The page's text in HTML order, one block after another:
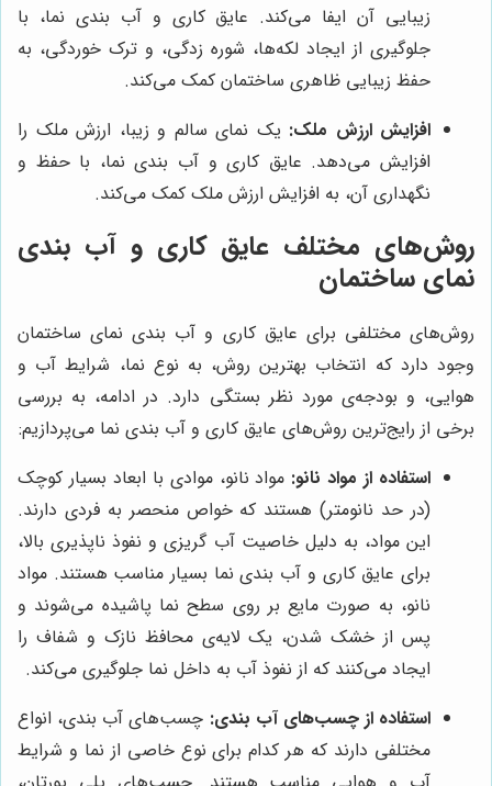
زیبایی آن ایفا می‌کند. عایق کاری و آب بندی نما، با
جلوگیری از ایجاد لکه‌ها، شوره زدگی، و ترک خوردگی، به
حفظ زیبایی ظاهری ساختمان کمک می‌کند.
افزایش ارزش ملک: یک نمای سالم و زیبا، ارزش ملک را
افزایش می‌دهد. عایق کاری و آب بندی نما، با حفظ و
نگهداری آن، به افزایش ارزش ملک کمک می‌کند.
روش‌های مختلف عایق کاری و آب بندی
نمای ساختمان
روش‌های مختلفی برای عایق کاری و آب بندی نمای ساختمان
وجود دارد که انتخاب بهترین روش، به نوع نما، شرایط آب و
هوایی، و بودجه‌ی مورد نظر بستگی دارد. در ادامه، به بررسی
برخی از رایج‌ترین روش‌های عایق کاری و آب بندی نما می‌پردازیم:
استفاده از مواد نانو: مواد نانو، موادی با ابعاد بسیار کوچک
(در حد نانومتر) هستند که خواص منحصر به فردی دارند.
این مواد، به دلیل خاصیت آب گریزی و نفوذ ناپذیری بالا،
برای عایق کاری و آب بندی نما بسیار مناسب هستند. مواد
نانو، به صورت مایع بر روی سطح نما پاشیده می‌شوند و
پس از خشک شدن، یک لایه‌ی محافظ نازک و شفاف را
ایجاد می‌کنند که از نفوذ آب به داخل نما جلوگیری می‌کند.
استفاده از چسب‌های آب بندی: چسب‌های آب بندی، انواع
مختلفی دارند که هر کدام برای نوع خاصی از نما و شرایط